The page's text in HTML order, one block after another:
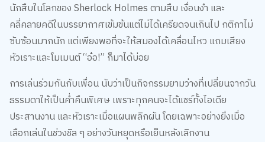
นักสืบในโลกของ Sherlock Holmes ตามสืบ เงื่อนงำ และ
คลี่คลายคดีในบรรยากาศเข้มข้นแต่ไม่ได้เครียดจนเกินไป กติกาไม่
ซับซ้อนมากนัก แต่เพียงพอที่จะให้สมองได้เคลื่อนไหว แถมเสียง
หัวเราะและโมเมนต์ “อ๋อ!” ก็มาได้บ่อย
การเล่นร่วมกันกับเพื่อน นับว่าเป็นกิจกรรมยามว่างที่เปลี่ยนจากวัน
ธรรมดาให้เป็นค่ำคืนพิเศษ เพราะทุกคนจะได้แชร์ทั้งไอเดีย
ประสานงาน และหัวเราะเมื่อแผนพลิกผัน โดยเฉพาะอย่างยิ่งเมื่อ
เลือกเล่นในช่วงชิล ๆ อย่างวันหยุดหรือเย็นหลังเลิกงาน